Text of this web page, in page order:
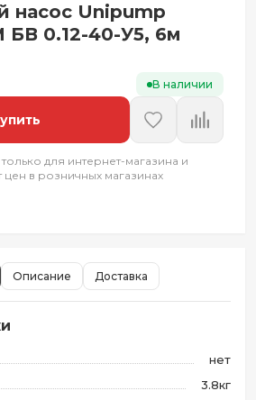
насос Unipump
БВ 0.12-40-У5, 6м
В наличии
для интернет-магазина и
цен в розничных магазинах
Описание Доставка
нет
3.8кг